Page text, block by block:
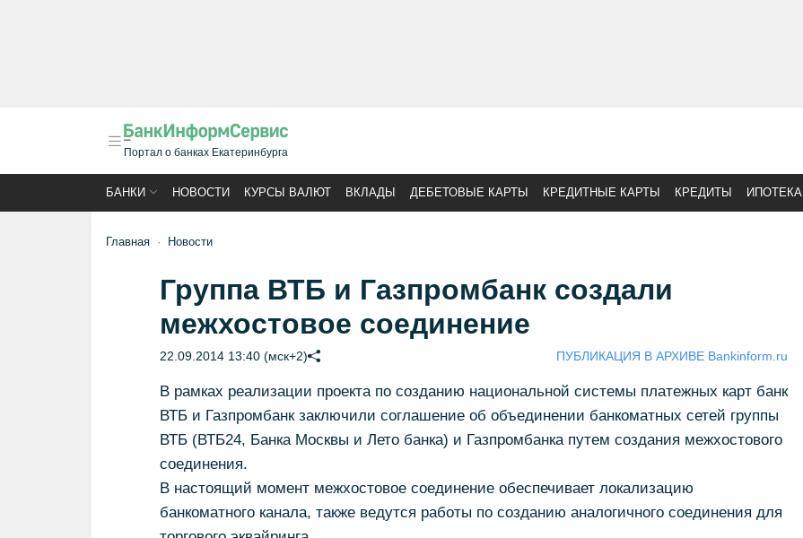
Портал о банках Екатеринбурга
БАНКИ НОВОСТИ КУРСЫ ВАЛЮТ ВКЛАДЫ ДЕБЕТОВЫЕ КАРТЫ КРЕДИТНЫЕ КАРТЫ КРЕДИТЫ ИПОТЕКА
Главная Новости
Группа ВТБ и Газпромбанк создали
межхостовое соединение
22.09.2014 13:40 (мск+2) ПУБЛИКАЦИЯ В АРХИВЕ Bankinform.ru
В рамках реализации проекта по созданию национальной системы платежных карт банк
ВТБ и Газпромбанк заключили соглашение об объединении банкоматных сетей группы
ВТБ (ВТБ24, Банка Москвы и Лето банка) и Газпромбанка путем создания межхостового
соединения.
В настоящий момент межхостовое соединение обеспечивает локализацию
банкоматного канала, также ведутся работы по созданию аналогичного соединения для